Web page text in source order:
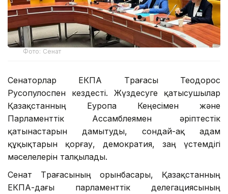
Фото: Сенат
Сенаторлар ЕКПА Төрағасы Теодорос
Русопулоспен кездесті. Жүздесуге қатысушылар
Қазақстанның Еуропа Кеңесімен және
Парламенттік Ассамблеямен әріптестік
қатынастарын дамытуды, сондай-ақ адам
құқықтарын қорғау, демократия, заң үстемдігі
мәселелерін талқылады.
Сенат Төрағасының орынбасары, Қазақстанның
ЕКПА-дағы парламенттік делегациясының